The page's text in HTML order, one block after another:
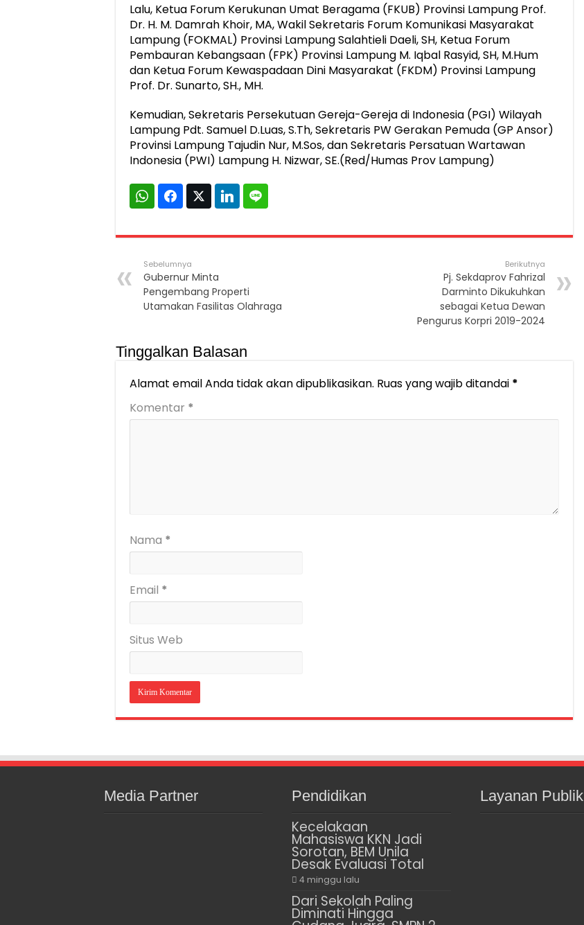
Lalu, Ketua Forum Kerukunan Umat Beragama (FKUB) Provinsi Lampung Prof.
Dr. H. M. Damrah Khoir, MA, Wakil Sekretaris Forum Komunikasi Masyarakat
Lampung (FOKMAL) Provinsi Lampung Salahtieli Daeli, SH, Ketua Forum
Pembauran Kebangsaan (FPK) Provinsi Lampung M. Iqbal Rasyid, SH, M.Hum
dan Ketua Forum Kewaspadaan Dini Masyarakat (FKDM) Provinsi Lampung
Prof. Dr. Sunarto, SH., MH.
Kemudian, Sekretaris Persekutuan Gereja-Gereja di Indonesia (PGI) Wilayah
Lampung Pdt. Samuel D.Luas, S.Th, Sekretaris PW Gerakan Pemuda (GP Ansor)
Provinsi Lampung Tajudin Nur, M.Sos, dan Sekretaris Persatuan Wartawan
Indonesia (PWI) Lampung H. Nizwar, SE.(Red/Humas Prov Lampung)
Sebelumnya
Gubernur Minta
Pengembang Properti
Utamakan Fasilitas Olahraga
Berikutnya
Pj. Sekdaprov Fahrizal
Darminto Dikukuhkan
sebagai Ketua Dewan
Pengurus Korpri 2019-2024
Tinggalkan Balasan
Alamat email Anda tidak akan dipublikasikan. Ruas yang wajib ditandai *
Komentar *
Nama *
Email *
Situs Web
Media Partner Pendidikan
Kecelakaan
Mahasiswa KKN Jadi
Sorotan, BEM Unila
Desak Evaluasi Total
4 minggu lalu
Dari Sekolah Paling
Diminati Hingga
Layanan Publik